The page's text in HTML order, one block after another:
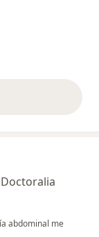
abdominal me